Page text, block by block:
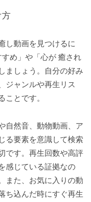
方
し動画を見つけるに
め」や「心が 癒され
ましょう。自分の好み
ジャンルや再生リス
ことです。
自然音、動物動画、ア
る要素を意識して検索
です。再生回数や高評
感じている証拠なの
また、お気に入りの動
ち込んだ時にすぐ再生